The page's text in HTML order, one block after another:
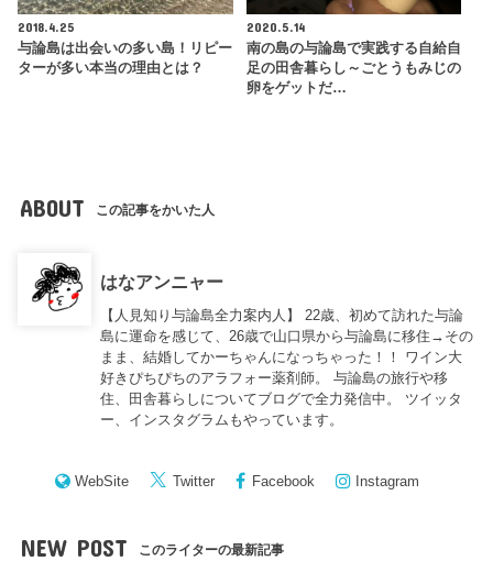
2018.4.25
与論島は出会いの多い島！リピー
ターが多い本当の理由とは？
2020.5.14
南の島の与論島で実践する自給自
足の田舎暮らし～ごとうもみじの
卵をゲットだ…
ABOUT この記事をかいた人
はなアンニャー
【人見知り与論島全力案内人】 22歳、初めて訪れた与論
島に運命を感じて、26歳で山口県から与論島に移住→その
まま、結婚してかーちゃんになっちゃった！！ ワイン大
好きぴちぴちのアラフォー薬剤師。 与論島の旅行や移
住、田舎暮らしについてブログで全力発信中。 ツイッタ
ー、インスタグラムもやっています。
WebSite Twitter Facebook Instagram
NEW POST このライターの最新記事